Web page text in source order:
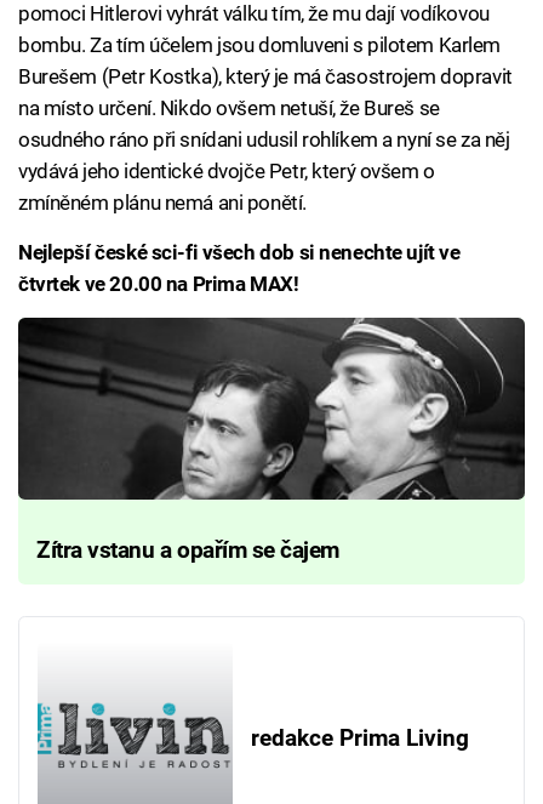
pomoci Hitlerovi vyhrát válku tím, že mu dají vodíkovou
bombu. Za tím účelem jsou domluveni s pilotem Karlem
Burešem (Petr Kostka), který je má časostrojem dopravit
na místo určení. Nikdo ovšem netuší, že Bureš se
osudného ráno při snídani udusil rohlíkem a nyní se za něj
vydává jeho identické dvojče Petr, který ovšem o
zmíněném plánu nemá ani ponětí.
Nejlepší české sci-fi všech dob si nenechte ujít ve
čtvrtek ve 20.00 na Prima MAX!
Zítra vstanu a opařím se čajem
redakce Prima Living